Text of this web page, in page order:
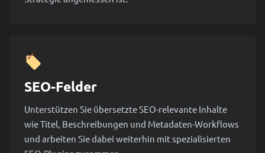
SEO-Felder
Unterstützen Sie übersetzte SEO-relevante Inhalte
wie Titel, Beschreibungen und Metadaten-Workflows
und arbeiten Sie dabei weiterhin mit spezialisierten